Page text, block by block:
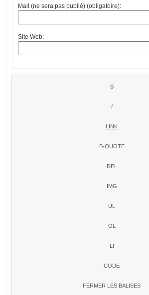
Mail (ne sera pas publié) (obligatoire):
Site Web: